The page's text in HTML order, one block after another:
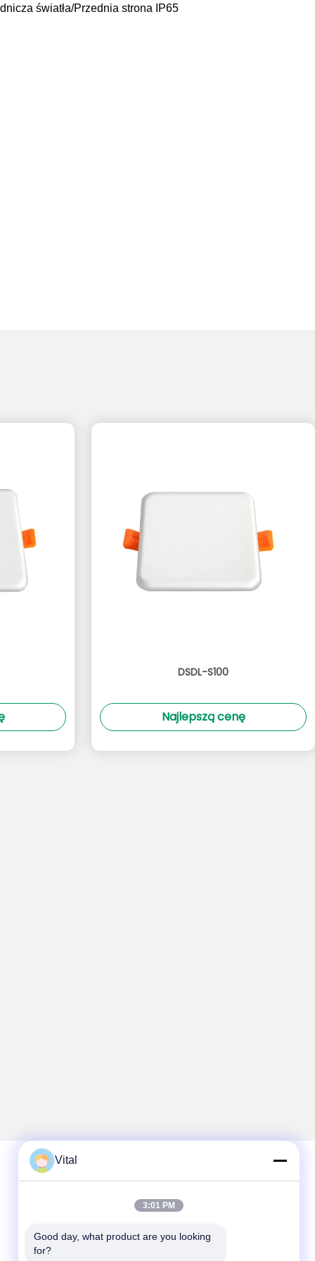
światła/Przednia strona IP65
DSDL-S100
Najlepszą cenę
Szybki kontakt
Tel.
Vital
3:01 PM
Good day, what product are you looking
for?